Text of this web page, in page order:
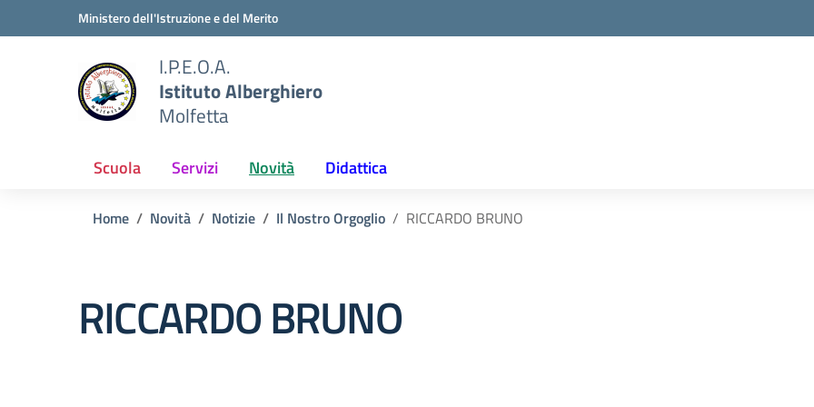
Vai ai contenuti
Vai al menu di navigazioneMinistero dell'Istruzione e del Merito
I.P.E.O.A.
Istituto Alberghiero
Molfetta
Scuola Servizi Novità Didattica
Home Novità Notizie Il Nostro Orgoglio RICCARDO BRUNO
RICCARDO BRUNO